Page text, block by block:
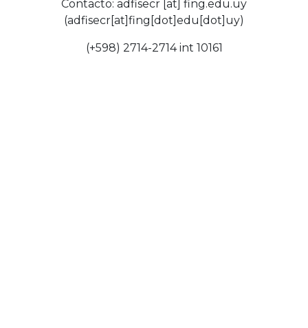
Contacto: adfisecr [at] fing.edu.uy
(adfisecr[at]fing[dot]edu[dot]uy)
(+598) 2714-2714 int 10161